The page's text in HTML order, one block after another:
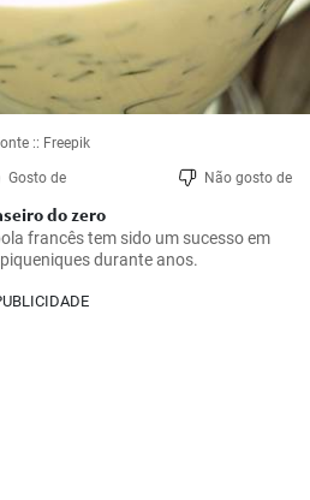
:: Freepik
Gosto de Não gosto de
do zero
francês tem sido um sucesso em
durante anos.